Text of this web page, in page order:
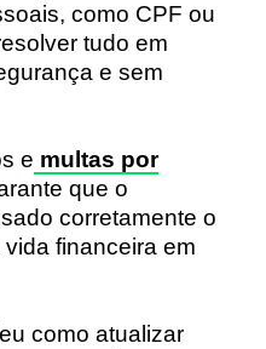
como CPF ou
tudo em
e sem
e multas por
que o
corretamente o
financeira em
como atualizar